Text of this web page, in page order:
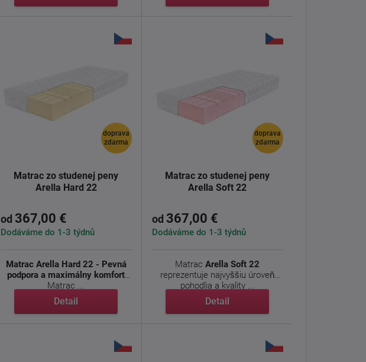
doprava
zdarma
Matrac zo studenej peny
Arella Hard 22
od 367,00 €
Dodáváme do 1-3 týdnů
Matrac Arella Hard 22 - Pevná
podpora a maximálny komfort
Matrac ...
Detail
doprava
zdarma
Matrac zo studenej peny
Arella Soft 22
od 367,00 €
Dodáváme do 1-3 týdnů
MatracArella Soft 22
reprezentuje najvyššiu úroveň
pohodlia a kvality ...
Detail